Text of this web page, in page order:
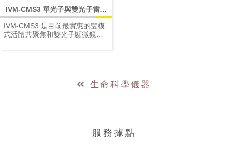
IVM-CMS3 單光子與雙光子雷射
（920nm）掃描活體影像系統
IVM-CMS3 是目前最實惠的雙模
式活體共聚焦和雙光子顯微鏡，
新世代核心技術闡明各種人類疾生命科學儀器
服務據點